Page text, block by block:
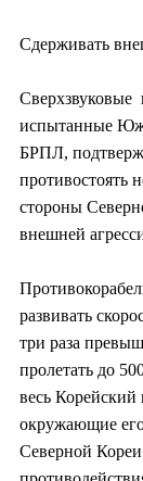
Сдерживать
Сверхзвуковые
испытанные
БРПЛ,
противостоять
стороны
внешней
развивать
три раза
пролетать до
весь Корейский
окружающие
Северной